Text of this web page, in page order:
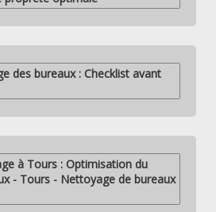
des bureaux : Checklist avant
à Tours : Optimisation du
- Tours - Nettoyage de bureaux